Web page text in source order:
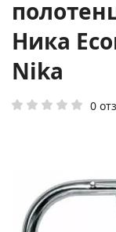
Ника
Nika
0